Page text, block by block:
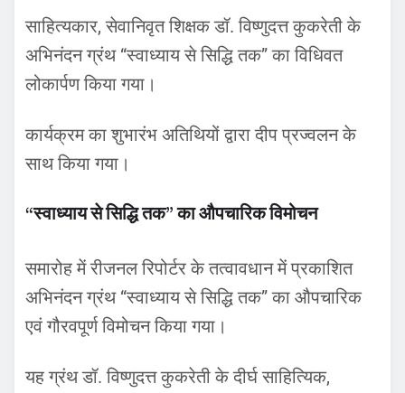
साहित्यकार, सेवानिवृत शिक्षक डॉ. विष्णुदत्त कुकरेती के
अभिनंदन ग्रंथ “स्वाध्याय से सिद्धि तक” का विधिवत
लोकार्पण किया गया।
कार्यक्रम का शुभारंभ अतिथियों द्वारा दीप प्रज्वलन के
साथ किया गया।
“स्वाध्याय से सिद्धि तक” का औपचारिक विमोचन
समारोह में रीजनल रिपोर्टर के तत्वावधान में प्रकाशित
अभिनंदन ग्रंथ “स्वाध्याय से सिद्धि तक” का औपचारिक
एवं गौरवपूर्ण विमोचन किया गया।
यह ग्रंथ डॉ. विष्णुदत्त कुकरेती के दीर्घ साहित्यिक,